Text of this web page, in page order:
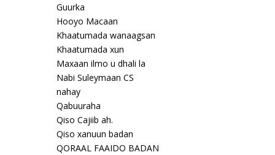
Guurka
Hooyo Macaan
Khaatumada wanaagsan
Khaatumada xun
Maxaan ilmo u dhali la
Nabi Suleymaan CS
nahay
Qabuuraha
Qiso Cajiib ah.
Qiso xanuun badan
QORAAL FAAIDO BADAN